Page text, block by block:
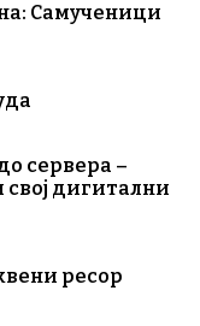
Самученици
сервера –
дигитални
ресор